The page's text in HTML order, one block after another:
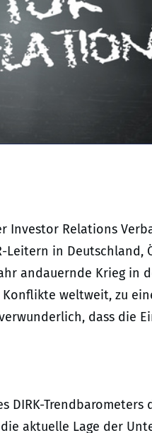
Investor Relations
in Deutschland,
andauernde Krieg in
weltweit, zu
dass die
Trendbarometers
aktuelle Lage der